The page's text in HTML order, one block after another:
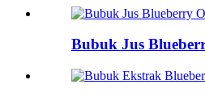
Bubuk Jus